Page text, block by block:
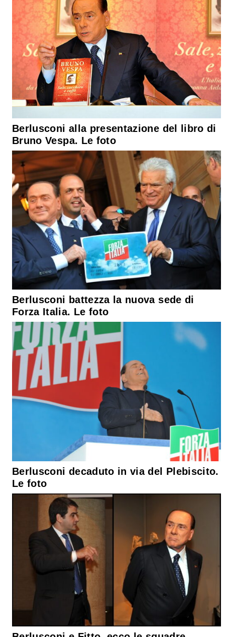
Berlusconi alla presentazione del libro di
Bruno Vespa. Le foto
Berlusconi battezza la nuova sede di
Forza Italia. Le foto
Berlusconi decaduto in via del Plebiscito.
Le foto